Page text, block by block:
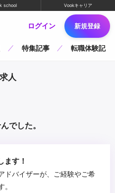
school Vookキャリア
ログイン 新規登録
特集記事 転職体験記
人
でした。
ます！
ドバイザーが、ご経験やご希